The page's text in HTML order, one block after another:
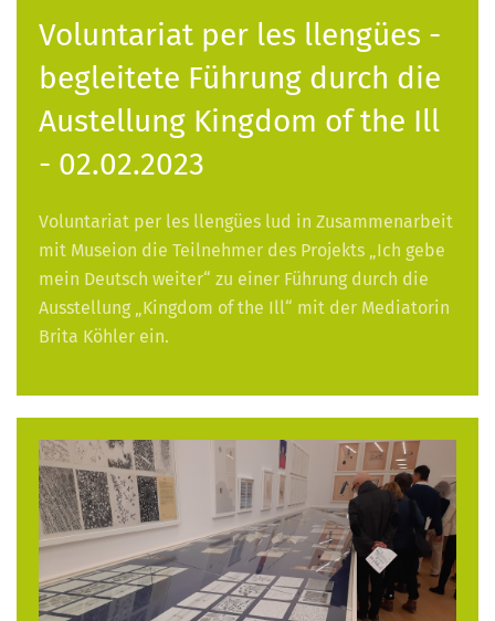
Voluntariat per les llengües -
begleitete Führung durch die
Austellung Kingdom of the Ill
- 02.02.2023
Voluntariat per les llengües lud in Zusammenarbeit
mit Museion die Teilnehmer des Projekts „Ich gebe
mein Deutsch weiter“ zu einer Führung durch die
Ausstellung „Kingdom of the Ill“ mit der Mediatorin
Brita Köhler ein.